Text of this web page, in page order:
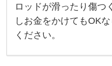
い
で
す
が
、
を
ロッドが滑ったり傷つ
しお金をかけてもOK
ください。